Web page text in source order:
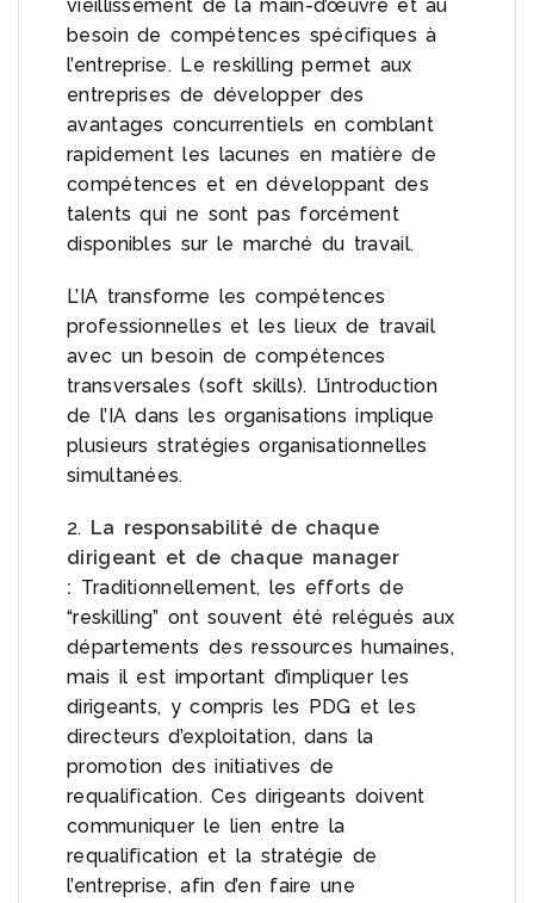
vieillissement de la main-d’œuvre et au
besoin de compétences spécifiques à
l’entreprise. Le reskilling permet aux
entreprises de développer des
avantages concurrentiels en comblant
rapidement les lacunes en matière de
compétences et en développant des
talents qui ne sont pas forcément
disponibles sur le marché du travail.
L’IA transforme les compétences
professionnelles et les lieux de travail
avec un besoin de compétences
transversales (soft skills). L’introduction
de l’IA dans les organisations implique
plusieurs stratégies organisationnelles
simultanées.
2. La responsabilité de chaque
dirigeant et de chaque manager
: Traditionnellement, les efforts de
“reskilling” ont souvent été relégués aux
départements des ressources humaines,
mais il est important d’impliquer les
dirigeants, y compris les PDG et les
directeurs d’exploitation, dans la
promotion des initiatives de
requalification. Ces dirigeants doivent
communiquer le lien entre la
requalification et la stratégie de
l’entreprise, afin d’en faire une